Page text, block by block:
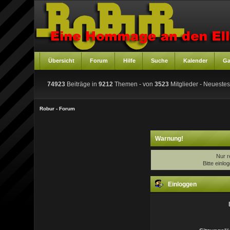
Übersicht Forum Hilfe Suche Kalender
74923 Beiträge in9212 Themen - von3523 Mitglieder -
Robur - Forum
Warnung!
Nur
Bitte
Einloggen